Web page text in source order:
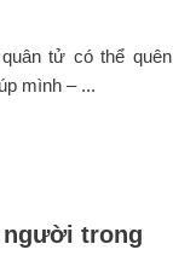
tử có thể quên
mình – ...
người trong